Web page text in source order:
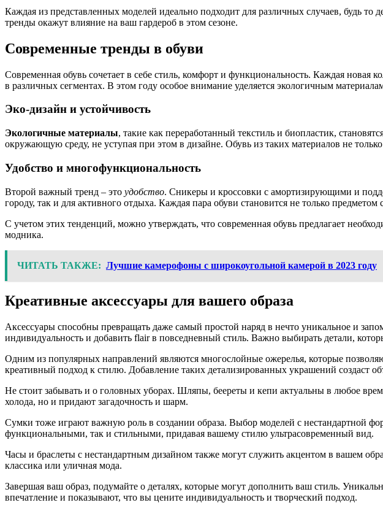
Каждая из представленных моделей идеально подходит для различных случаев, будь то
тренды окажут влияние на ваш гардероб в этом сезоне.
Современные тренды в обуви
Современная обувь сочетает в себе стиль, комфорт и функциональность. Каждая
в различных сегментах. В этом году особое внимание уделяется экологичным
Эко-дизайн и устойчивость
Экологичные материалы, такие как переработанный текстиль и биопластик,
окружающую среду, не уступая при этом в дизайне. Обувь из таких материалов не
Удобство и многофункциональность
Второй важный тренд – это удобство. Сникеры и кроссовки с амортизирующими и
городу, так и для активного отдыха. Каждая пара обуви становится не только
С учетом этих тенденций, можно утверждать, что современная обувь предлагает
модника.
ЧИТАТЬ ТАКЖЕ: Лучшие камерофоны с широкоугольной камерой в 2023 году
Креативные аксессуары для вашего образа
Аксессуары способны превращать даже самый простой наряд в нечто уникальное и
индивидуальность и добавить flair в повседневный стиль. Важно выбирать детали,
Одним из популярных направлений являются многослойные ожерелья, которые
креативный подход к стилю. Добавление таких детализированных украшений создаст
Не стоит забывать и о головных уборах. Шляпы, беереты и кепи актуальны в любое
холода, но и придают загадочность и шарм.
Сумки тоже играют важную роль в создании образа. Выбор моделей с нестандартной
функциональными, так и стильными, придавая вашему стилю ультрасовременный вид.
Часы и браслеты с нестандартным дизайном также могут служить акцентом в вашем
классика или уличная мода.
Завершая ваш образ, подумайте о деталях, которые могут дополнить ваш стиль.
впечатление и показывают, что вы цените индивидуальность и творческий подход.